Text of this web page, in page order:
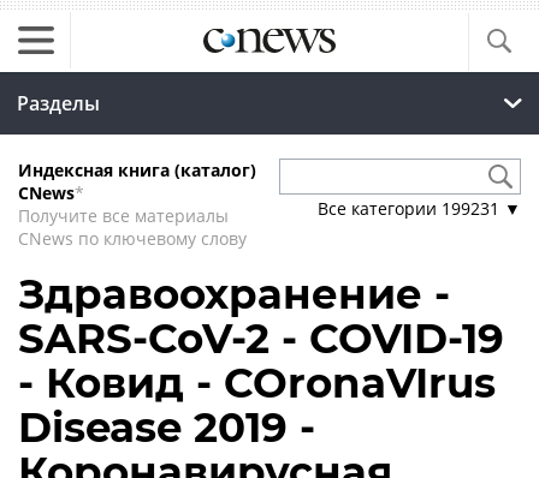
Разделы
Индексная книга (каталог)
CNews*
Получите все материалы
CNews по ключевому слову
Все категории 199231 ▼
Здравоохранение -
SARS-CoV-2 - COVID-19
- Ковид - COronaVIrus
Disease 2019 -